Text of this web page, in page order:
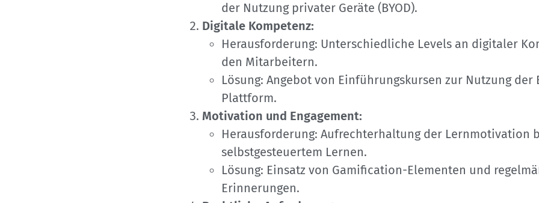
der Nutzung privater Geräte (BYOD).
Digitale Kompetenz:
Herausforderung: Unterschiedliche Levels an digitaler
den Mitarbeitern.
Lösung: Angebot von Einführungskursen zur Nutzung der
Plattform.
Motivation und Engagement:
Herausforderung: Aufrechterhaltung der Lernmotivation
selbstgesteuertem Lernen.
Lösung: Einsatz von Gamification-Elementen und
Erinnerungen.